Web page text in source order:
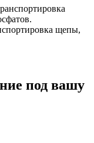
щепы,
под вашу